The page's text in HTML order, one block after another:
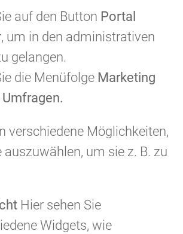
auf den Button Portal
, um in den administrativen
gelangen.
die Menüfolge Marketing
Umfragen.
verschiedene Möglichkeiten,
auszuwählen, um sie z. B. zu
Hier sehen Sie
Widgets, wie